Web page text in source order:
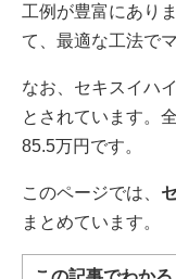
工例が豊富にあり
て、最適な工法で
なお、セキスイハ
とされています。
85.5万円です。
このページでは、
まとめています。